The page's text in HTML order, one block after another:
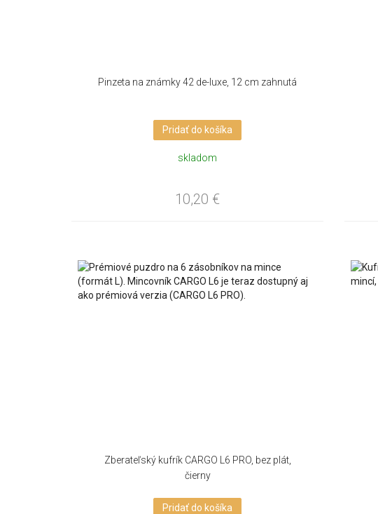
Pinzeta na známky 42 de-luxe, 12 cm zahnutá
Pridať do košíka
skladom
10,20 €
Zberateľský kufrík CARGO L6 PRO, bez plát,
čierny
Pridať do košíka